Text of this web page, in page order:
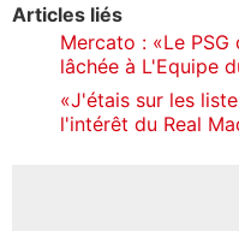
Articles liés
Mercato : «Le
lâchée à L'Equipe
«J'étais sur les
l'intérêt du Real